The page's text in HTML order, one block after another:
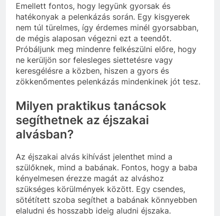
Emellett fontos, hogy legyünk gyorsak és
hatékonyak a pelenkázás során. Egy kisgyerek
nem túl türelmes, így érdemes minél gyorsabban,
de mégis alaposan végezni ezt a teendőt.
Próbáljunk meg mindenre felkészülni előre, hogy
ne kerüljön sor felesleges siettetésre vagy
keresgélésre a közben, hiszen a gyors és
zökkenőmentes pelenkázás mindenkinek jót tesz.
Milyen praktikus tanácsok
segíthetnek az éjszakai
alvásban?
Az éjszakai alvás kihívást jelenthet mind a
szülőknek, mind a babának. Fontos, hogy a baba
kényelmesen érezze magát az alváshoz
szükséges körülmények között. Egy csendes,
sötétített szoba segíthet a babának könnyebben
elaludni és hosszabb ideig aludni éjszaka.